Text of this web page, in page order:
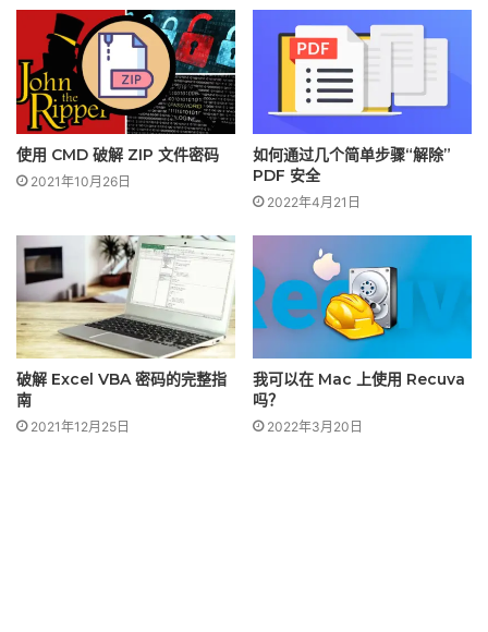
使用 CMD 破解 ZIP 文件密码
2021年10月26日
如何通过几个简单步骤“解除”
PDF 安全
2022年4月21日
破解 Excel VBA 密码的完整指
南
2021年12月25日
我可以在 Mac 上使用 Recuva
吗？
2022年3月20日